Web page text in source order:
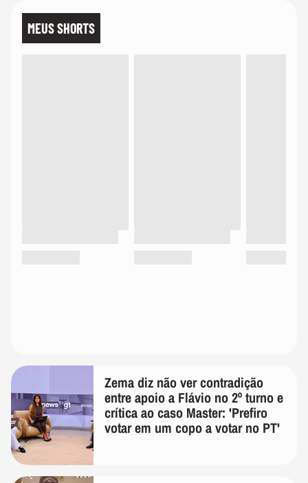
MEUS SHORTS
Zema diz não ver contradição
entre apoio a Flávio no 2º turno e
crítica ao caso Master: 'Prefiro
votar em um copo a votar no PT'